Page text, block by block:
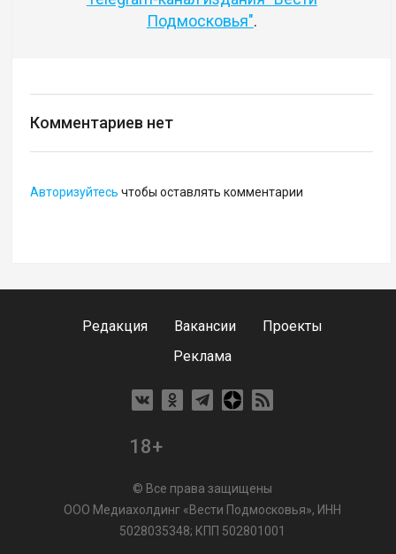
Подмосковья".
Комментариев нет
Авторизуйтесь чтобы оставлять комментарии
Редакция Вакансии
Проекты
Реклама
18+
© Все права защищены
ООО Медиахолдинг «Вести Подмосковья», ИНН
5028035348; КПП 502801001